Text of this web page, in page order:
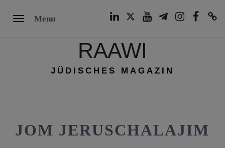
Menu
RAAWI
JÜDISCHES MAGAZIN
JOM JERUSCHALAJIM